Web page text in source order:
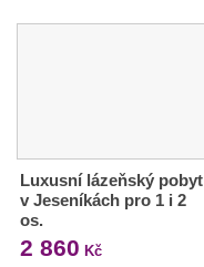
Luxusní lázeňský pobyt
v Jeseníkách pro 1 i 2
os.
2 860 Kč